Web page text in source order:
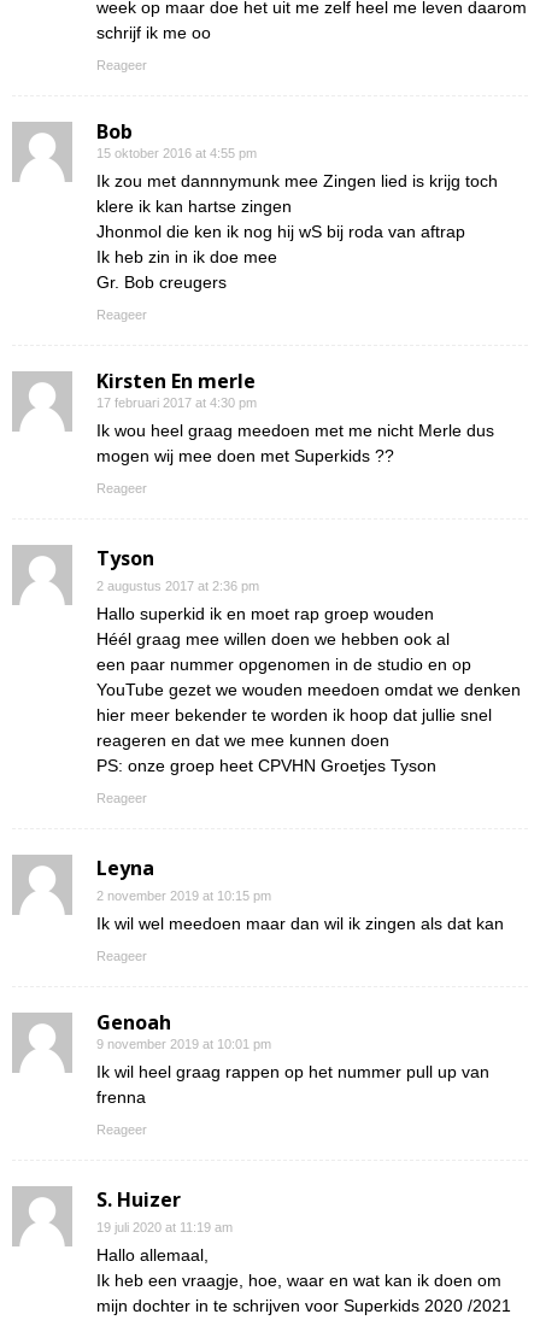
week op maar doe het uit me zelf heel me leven daarom
schrijf ik me oo
Reageer
Bob
15 oktober 2016 at 4:55 pm
Ik zou met dannnymunk mee Zingen lied is krijg toch
klere ik kan hartse zingen
Jhonmol die ken ik nog hij wS bij roda van aftrap
Ik heb zin in ik doe mee
Gr. Bob creugers
Reageer
Kirsten En merle
17 februari 2017 at 4:30 pm
Ik wou heel graag meedoen met me nicht Merle dus
mogen wij mee doen met Superkids ??
Reageer
Tyson
2 augustus 2017 at 2:36 pm
Hallo superkid ik en moet rap groep wouden
Héél graag mee willen doen we hebben ook al
een paar nummer opgenomen in de studio en op
YouTube gezet we wouden meedoen omdat we denken
hier meer bekender te worden ik hoop dat jullie snel
reageren en dat we mee kunnen doen
PS: onze groep heet CPVHN Groetjes Tyson
Reageer
Leyna
2 november 2019 at 10:15 pm
Ik wil wel meedoen maar dan wil ik zingen als dat kan
Reageer
Genoah
9 november 2019 at 10:01 pm
Ik wil heel graag rappen op het nummer pull up van
frenna
Reageer
S. Huizer
19 juli 2020 at 11:19 am
Hallo allemaal,
Ik heb een vraagje, hoe, waar en wat kan ik doen om
mijn dochter in te schrijven voor Superkids 2020 /2021